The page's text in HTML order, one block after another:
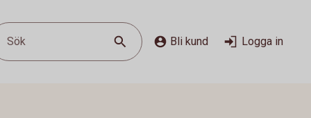
Sök Bli kund Logga in